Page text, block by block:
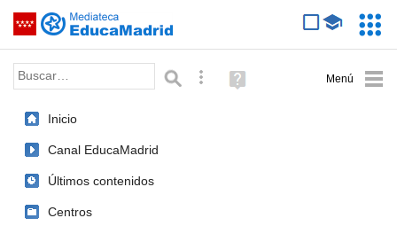
Saltar navegación
Palabra o frase: Búsqueda avanzada
Ayuda
(en
Inicio
Canal EducaMadrid
Últimos contenidos
Centros